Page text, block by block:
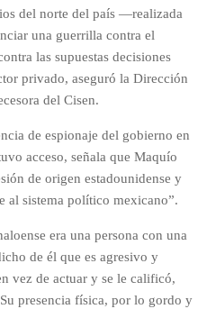
del norte del país —realizada
una guerrilla contra el
las supuestas decisiones
privado, aseguró la Dirección
del Cisen.
de espionaje del gobierno en
acceso, señala que Maquío
de origen estadounidense y
al sistema político mexicano”.
era una persona con una
de él que es agresivo y
vez de actuar y se le calificó,
presencia física, por lo gordo y